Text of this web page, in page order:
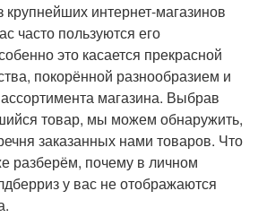
интернет-магазинов
часто пользуются его
это касается прекрасной
покорённой разнообразием и
магазина. Выбрав
товар, мы можем обнаружить,
заказанных нами товаров. Что
разберём, почему в личном
у вас не отображаются